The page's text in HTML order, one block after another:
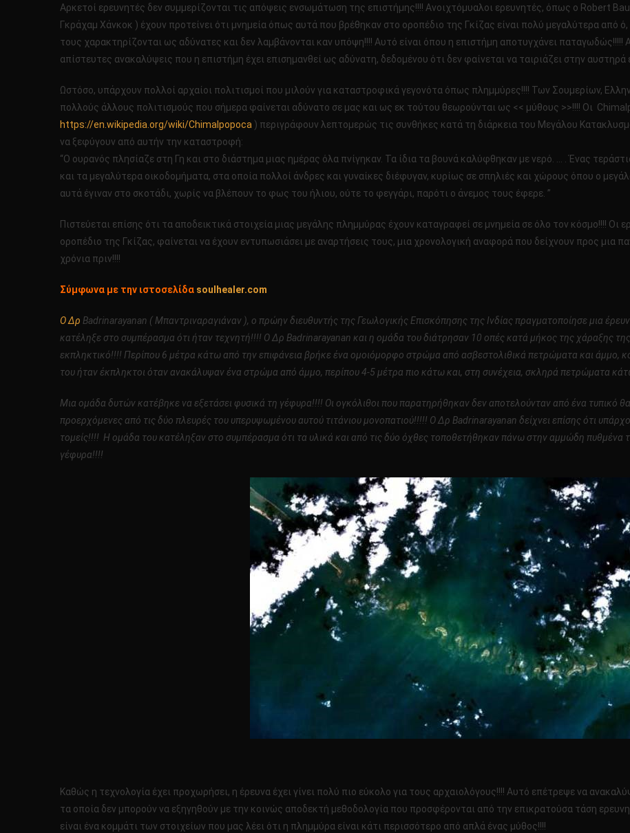
Αρκετοί ερευνητές δεν συμμερίζονται τις απόψεις ενσωμάτωση της επιστήμης!!!! Ανοιχτόμυαλοι ερευνητές, όπως ο Robert
Γκράχαμ Χάνκοκ ) έχουν προτείνει ότι μνημεία όπως αυτά που βρέθηκαν στο οροπέδιο της Γκίζας είναι πολύ μεγαλύτερα από ό,
τους χαρακτηρίζονται ως αδύνατες και δεν λαμβάνονται καν υπόψη!!!! Αυτό είναι όπου η επιστήμη αποτυγχάνει παταγωδώς!!!!!
απίστευτες ανακαλύψεις που η επιστήμη έχει επισημανθεί ως αδύνατη, δεδομένου ότι δεν φαίνεται να ταιριάζει στην
Ωστόσο, υπάρχουν πολλοί αρχαίοι πολιτισμοί που μιλούν για καταστροφικά γεγονότα όπως πλημμύρες!!!! Των Σουμερίων,
πολλούς άλλους πολιτισμούς που σήμερα φαίνεται αδύνατο σε μας και ως εκ τούτου θεωρούνται ως << μύθους >>!!!! Οι
https://en.wikipedia.org/wiki/Chimalpopoca ) περιγράφουν λεπτομερώς τις συνθήκες κατά τη διάρκεια του Μεγάλου
να ξεφύγουν από αυτήν την καταστροφή:
“Ο ουρανός πλησίαζε στη Γη και στο διάστημα μιας ημέρας όλα πνίγηκαν. Τα ίδια τα βουνά καλύφθηκαν με νερό. … . Ένας
και τα μεγαλύτερα οικοδομήματα, στα οποία πολλοί άνδρες και γυναίκες διέφυγαν, κυρίως σε σπηλιές και χώρους όπου ο
αυτά έγιναν στο σκοτάδι, χωρίς να βλέπουν το φως του ήλιου, ούτε το φεγγάρι, παρότι ο άνεμος τους έφερε. ”
Πιστεύεται επίσης ότι τα αποδεικτικά στοιχεία μιας μεγάλης πλημμύρας έχουν καταγραφεί σε μνημεία σε όλο τον κόσμο!!!! Οι
οροπέδιο της Γκίζας, φαίνεται να έχουν εντυπωσιάσει με αναρτήσεις τους, μια χρονολογική αναφορά που δείχνουν προς
χρόνια πριν!!!!
Σύμφωνα με την ιστοσελίδα soulhealer.com
Ο Δρ Badrinarayanan ( Μπαντριναραγιάναν ), ο πρώην διευθυντής της Γεωλογικής Επισκόπησης της Ινδίας πραγματοποίησε μια
κατέληξε στο συμπέρασμα ότι ήταν τεχνητή!!!! Ο Δρ Badrinarayanan και η ομάδα του διάτρησαν 10 οπές κατά μήκος της χάραξης
εκπληκτικό!!!! Περίπου 6 μέτρα κάτω από την επιφάνεια βρήκε ένα ομοιόμορφο στρώμα από ασβεστολιθικά πετρώματα και άμμο,
του ήταν έκπληκτοι όταν ανακάλυψαν ένα στρώμα από άμμο, περίπου 4-5 μέτρα πιο κάτω και, στη συνέχεια, σκληρά πετρώματα
Μια ομάδα δυτών κατέβηκε να εξετάσει φυσικά τη γέφυρα!!!! Οι ογκόλιθοι που παρατηρήθηκαν δεν αποτελούνταν από ένα τυπικό
προερχόμενες από τις δύο πλευρές του υπερυψωμένου αυτού τιτάνιου μονοπατιού!!!!! Ο Δρ Badrinarayanan δείχνει επίσης ότι
τομείς!!!! Η ομάδα του κατέληξαν στο συμπέρασμα ότι τα υλικά και από τις δύο όχθες τοποθετήθηκαν πάνω στην αμμώδη πυθμένα
γέφυρα!!!!
Καθώς η τεχνολογία έχει προχωρήσει, η έρευνα έχει γίνει πολύ πιο εύκολο για τους αρχαιολόγους!!!! Αυτό επέτρεψε να
τα οποία δεν μπορούν να εξηγηθούν με την κοινώς αποδεκτή μεθοδολογία που προσφέρονται από την επικρατούσα τάση
είναι ένα κομμάτι των στοιχείων που μας λέει ότι η πλημμύρα είναι κάτι περισσότερο από απλά ένας μύθος!!!!